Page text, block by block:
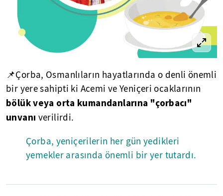
📌Çorba, Osmanlıların hayatlarında o denli önemli
bir yere sahipti ki Acemi ve Yeniçeri ocaklarının
bölük veya orta kumandanlarına "çorbacı"
unvanı verilirdi.
Çorba, yeniçerilerin her gün yedikleri
yemekler arasında önemli bir yer tutardı.